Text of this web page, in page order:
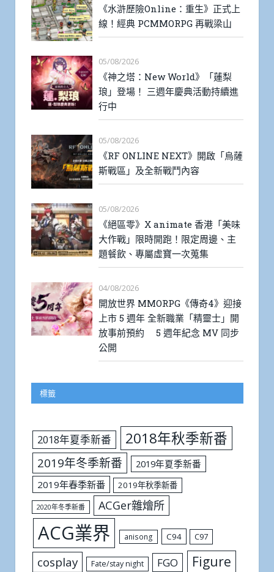
《水滸歷險Online：重生》正式上
線！經典 PCMMORPG 再戰梁山
05/08/2026
《神之塔：New World》「蓮梨
琅」登場！ 三週年慶典活動持續進
行中
05/08/2026
《RF ONLINE NEXT》開啟「烏薩
斯戰區」及全新戰鬥內容
05/08/2026
《絕區零》X animate 香港「美味
大作戰」限時開跑！限定周邊、主
題餐飲、專屬虛寶一次蒐集
04/08/2026
開放世界 MMORPG《傳奇4》迎接
上市 5 週年 全新職業「精靈士」開
放事前預約 5 週年紀念 MV 同步
公開
標籤
2018年夏季新番 2018年秋季新番
2019年冬季新番
2019年夏季新番
2019年春季新番
2019年秋季新番
2020年冬季新番 ACGer雜燴所
ACG業界 anisong C94 C97
cosplay Fate/stay night FGO Figure